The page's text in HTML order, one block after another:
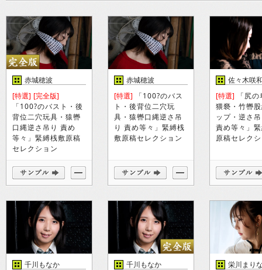
赤城穂波
[特選] [完全版]
「100?のバスト・後
背位二穴玩具・猿轡
口縄逆さ吊り 責め
等々」緊縛桟敷原稿
セレクション
赤城穂波
[特選] 「100?のバス
ト・後背位二穴玩
具・猿轡口縄逆さ吊
り 責め等々」緊縛桟
敷原稿セレクション
佐々木咲
[特選] 「尻
猥褻・竹轡
ップ・逆さ
責め等々」
原稿セレク
千川もなか
千川もなか
栄川まり